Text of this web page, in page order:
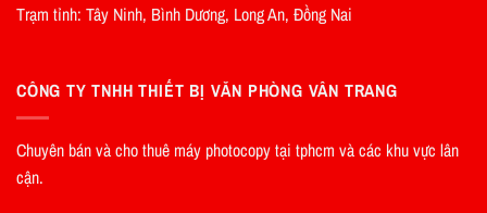
Trạm tỉnh: Tây Ninh, Bình Dương, Long An, Đồng Nai
CÔNG TY TNHH THIẾT BỊ VĂN PHÒNG VÂN TRANG
Chuyên bán và cho thuê máy photocopy tại tphcm và các khu vực lân
cận.